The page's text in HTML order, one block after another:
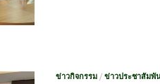
ข่าวกิจกรรม / ข่าวประชาสัมพั